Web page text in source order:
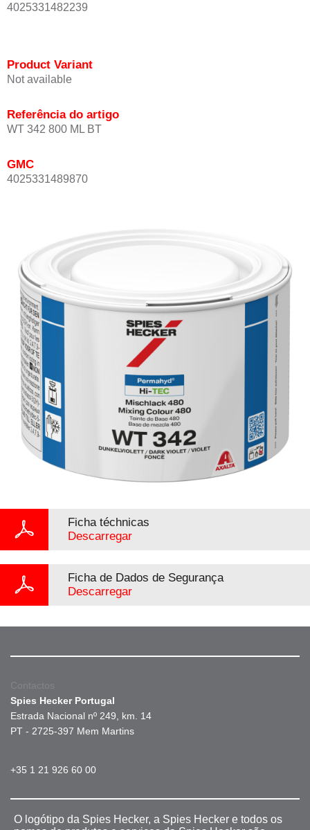
4025331482239
Product Variant
Not available
Referência do artigo
WT 342 800 ML BT
GMC
4025331489870
Ficha téchnicas
Descarregar
Ficha de Dados de Segurança
Descarregar
Contactos
Spies Hecker Portugal
Estrada Nacional nº 249, km. 14
PT - 2725-397 Mem Martins
+35 1 21 926 60 00
O logótipo da Spies Hecker, a Spies Hecker e todos os